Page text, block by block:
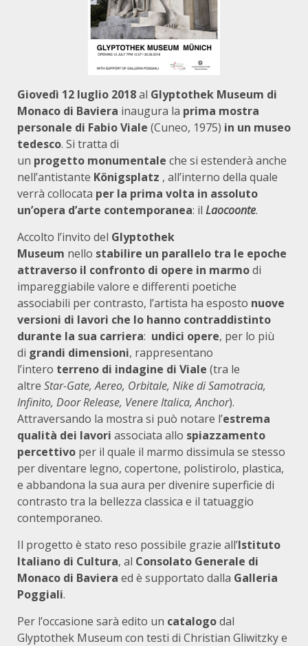
Giovedì 12 luglio 2018al Glyptothek Museum di
Monaco di Baviera inaugura la prima mostra
personale di Fabio Viale (Cuneo, 1975) in un museo
tedesco. Si tratta di
un progetto monumentale che si estenderà anche
nell’antistante Königsplatz , all’interno della quale
verrà collocata per la prima volta in assoluto
un’opera d’arte contemporanea: il Laocoonte.
Accolto l’invito del Glyptothek
Museum nello stabilire un parallelo tra le epoche
attraverso il confronto di opere in marmodi
impareggiabile valore e differenti poetiche
associabili per contrasto, l’artista ha esposto nuove
versioni di lavori che lo hanno contraddistinto
durante la sua carriera: undici opere, per lo più
di grandi dimensioni, rappresentano
l’intero terreno di indagine di Viale (tra le
altre Star-Gate, Aereo, Orbitale, Nike di Samotracia,
Infinito, Door Release, Venere Italica, Anchor).
Attraversando la mostra si può notare l’estrema
qualità dei lavori associata allo spiazzamento
percettivo per il quale il marmo dissimula se stesso
per diventare legno, copertone, polistirolo, plastica,
e abbandona la sua aura per divenire superficie di
contrasto tra la bellezza classica e il tatuaggio
contemporaneo.
Il progetto è stato reso possibile grazie all’Istituto
Italiano di Cultura, al Consolato Generale di
Monaco di Baviera ed è supportato dalla Galleria
Poggiali.
Per l’occasione sarà edito un catalogodal
Glyptothek Museum con testi di Christian Gliwitzky e